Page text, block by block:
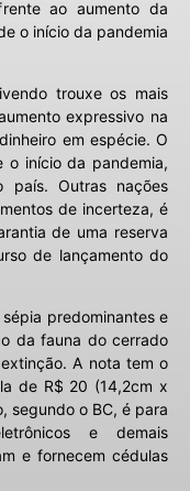
ao aumento da
o início da pandemia
trouxe os mais
expressivo na
em espécie. O
o início da pandemia,
país. Outras nações
de incerteza, é
de uma reserva
de lançamento do
predominantes e
da fauna do cerrado
A nota tem o
de R$ 20 (14,2cm x
segundo o BC, é para
e demais
e fornecem cédulas